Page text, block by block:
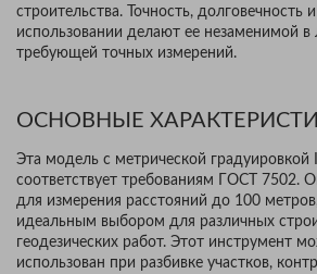
строительства. Точность, долговечность
использовании делают ее незаменимой
требующей точных измерений.
ОСНОВНЫЕ
Эта модель с метрической градуировкой
соответствует требованиям ГОСТ 7502.
для измерения расстояний до 100
идеальным выбором для различных
геодезических работ. Этот инструмент
использован при разбивке участков,